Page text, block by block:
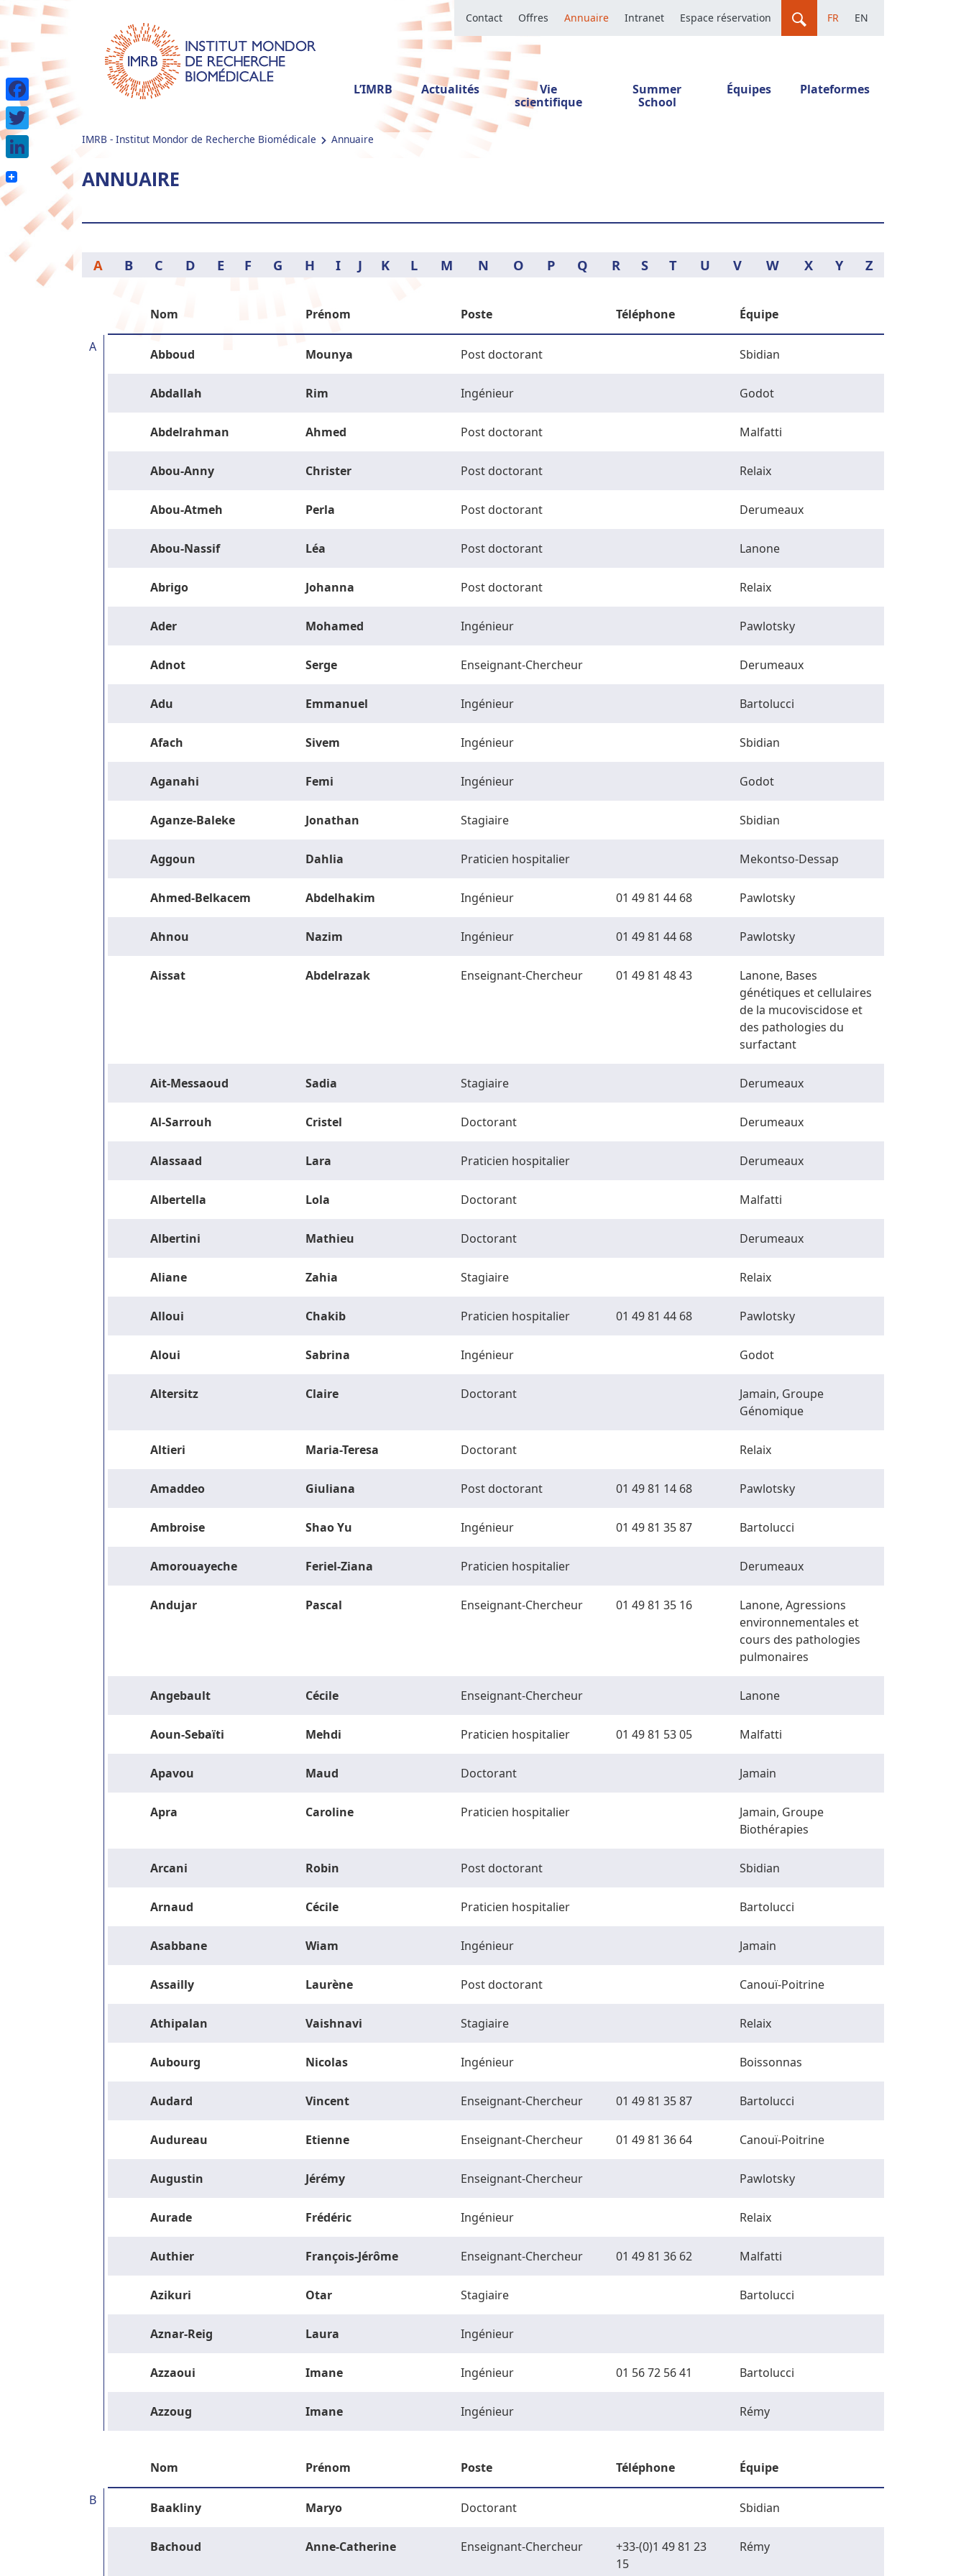
Contact Offres Annuaire Intranet Espace réservation FR EN
L’IMRB Actualités
Vie
scientifique
Summer
School
Équipes Plateformes
IMRB - Institut Mondor de Recherche Biomédicale Annuaire
ANNUAIRE
A B C D E F G H I J K L M N O P Q R S T U V W X Y Z
Nom Prénom Poste Téléphone Équipe
A Abboud Mounya Post doctorant Sbidian
Abdallah Rim Ingénieur Godot
Abdelrahman Ahmed Post doctorant Malfatti
Abou-Anny Christer Post doctorant Relaix
Abou-Atmeh Perla Post doctorant Derumeaux
Abou-Nassif Léa Post doctorant Lanone
Abrigo Johanna Post doctorant Relaix
Ader Mohamed Ingénieur Pawlotsky
Adnot Serge Enseignant-Chercheur Derumeaux
Adu Emmanuel Ingénieur Bartolucci
Afach Sivem Ingénieur Sbidian
Aganahi Femi Ingénieur Godot
Aganze-Baleke Jonathan Stagiaire Sbidian
Aggoun Dahlia Praticien hospitalier Mekontso-Dessap
Ahmed-Belkacem Abdelhakim Ingénieur 01 49 81 44 68 Pawlotsky
Ahnou Nazim Ingénieur 01 49 81 44 68 Pawlotsky
Aissat Abdelrazak Enseignant-Chercheur 01 49 81 48 43
Lanone, Bases
génétiques et cellulaires
de la mucoviscidose et
des pathologies du
surfactant
Ait-Messaoud Sadia Stagiaire Derumeaux
Al-Sarrouh Cristel Doctorant Derumeaux
Alassaad Lara Praticien hospitalier Derumeaux
Albertella Lola Doctorant Malfatti
Albertini Mathieu Doctorant Derumeaux
Aliane Zahia Stagiaire Relaix
Alloui Chakib Praticien hospitalier 01 49 81 44 68 Pawlotsky
Aloui Sabrina Ingénieur Godot
Altersitz Claire Doctorant
Jamain, Groupe
Génomique
Altieri Maria-Teresa Doctorant Relaix
Amaddeo Giuliana Post doctorant 01 49 81 14 68 Pawlotsky
Ambroise Shao Yu Ingénieur 01 49 81 35 87 Bartolucci
Amorouayeche Feriel-Ziana Praticien hospitalier Derumeaux
Andujar Pascal Enseignant-Chercheur 01 49 81 35 16
Lanone, Agressions
environnementales et
cours des pathologies
pulmonaires
Angebault Cécile Enseignant-Chercheur Lanone
Aoun-Sebaïti Mehdi Praticien hospitalier 01 49 81 53 05 Malfatti
Apavou Maud Doctorant Jamain
Apra Caroline Praticien hospitalier
Jamain, Groupe
Biothérapies
Arcani Robin Post doctorant Sbidian
Arnaud Cécile Praticien hospitalier Bartolucci
Asabbane Wiam Ingénieur Jamain
Assailly Laurène Post doctorant Canouï-Poitrine
Athipalan Vaishnavi Stagiaire Relaix
Aubourg Nicolas Ingénieur Boissonnas
Audard Vincent Enseignant-Chercheur 01 49 81 35 87 Bartolucci
Audureau Etienne Enseignant-Chercheur 01 49 81 36 64 Canouï-Poitrine
Augustin Jérémy Enseignant-Chercheur Pawlotsky
Aurade Frédéric Ingénieur Relaix
Authier François-Jérôme Enseignant-Chercheur 01 49 81 36 62 Malfatti
Azikuri Otar Stagiaire Bartolucci
Aznar-Reig Laura Ingénieur
Azzaoui Imane Ingénieur 01 56 72 56 41 Bartolucci
Azzoug Imane Ingénieur Rémy
Nom Prénom Poste Téléphone Équipe
B Baakliny Maryo Doctorant Sbidian
Bachoud Anne-Catherine Enseignant-Chercheur
+33-(0)1 49 81 23
15
Rémy
Facebook
Twitter
LinkedIn